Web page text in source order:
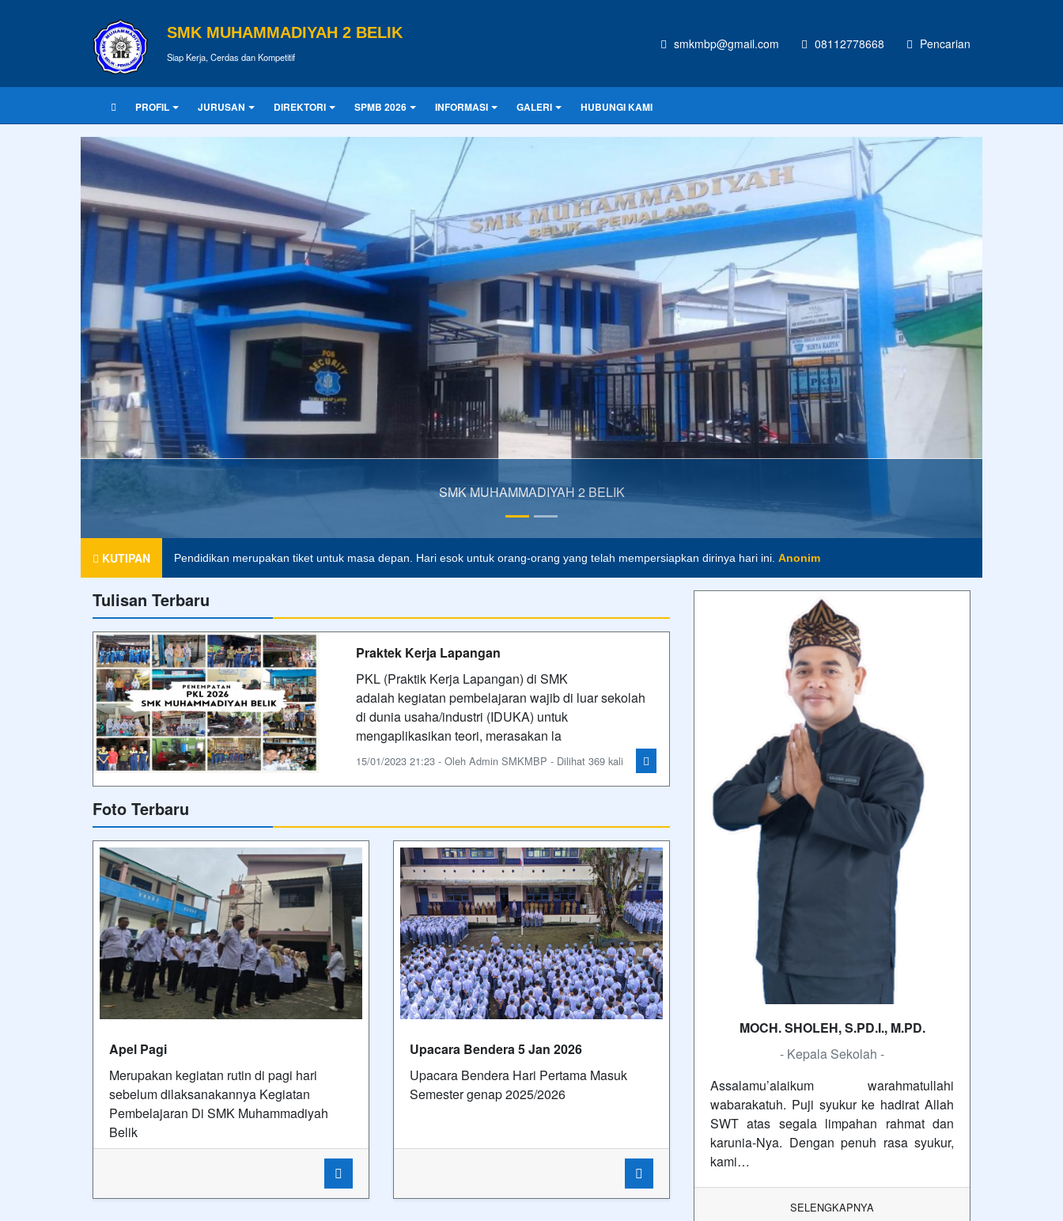
SMK MUHAMMADIYAH 2 BELIK
Siap Kerja, Cerdas dan Kompetitif
smkmbp@gmail.com 08112778668 Pencarian
PROFIL JURUSAN DIREKTORI SPMB 2026 INFORMASI GALERI HUBUNGI KAMI
KUTIPAN Pendidikan merupakan tiket untuk masa depan. Hari esok untuk orang-orang yang telah mempersiapkan dirinya hari ini. Anonim
Agama tanpa ilmu pengetahuan adalah buta. Dan ilmu pengetahuan tanpa agama adalah lumpuh.
Tulisan Terbaru
Praktek Kerja Lapangan
PKL (Praktik Kerja Lapangan) di SMK
adalah kegiatan pembelajaran wajib di luar sekolah
di dunia usaha/industri (IDUKA) untuk
mengaplikasikan teori, merasakan la
15/01/2023 21:23 - Oleh Admin SMKMBP - Dilihat 369 kali
Foto Terbaru
Apel Pagi
Merupakan kegiatan rutin di pagi hari
sebelum dilaksanakannya Kegiatan
Pembelajaran Di SMK Muhammadiyah
Belik
Upacara Bendera 5 Jan 2026
Upacara Bendera Hari Pertama Masuk
Semester genap 2025/2026
MOCH. SHOLEH, S.PD.I., M.PD.
- Kepala Sekolah -
Assalamu’alaikum warahmatullahi
wabarakatuh. Puji syukur ke hadirat Allah
SWT atas segala limpahan rahmat dan
karunia-Nya. Dengan penuh rasa syukur,
kami…
SELENGKAPNYA